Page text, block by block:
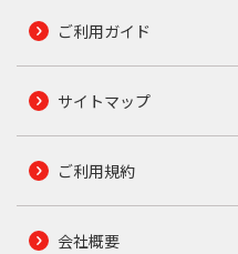
ご利用ガイド
サイトマップ
ご利用規約
会社概要